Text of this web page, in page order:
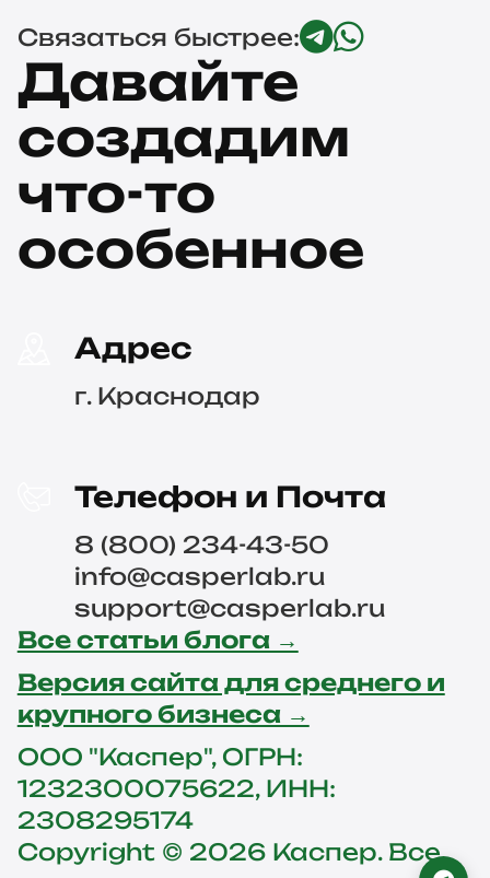
Давайте
создадим
что-то
особенное
Адрес
г. Краснодар
Телефон и Почта
8 (800) 234-43-50
info@casperlab.ru
support@casperlab.ru
Все статьи блога →
Версия сайта для среднего и
крупного бизнеса →
ООО "Каспер", ОГРН:
1232300075622, ИНН:
2308295174
Copyright © 2026 Каспер. Все
Связаться быстрее: